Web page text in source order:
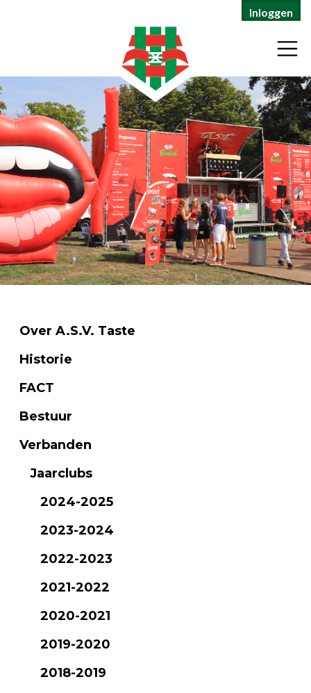
Inloggen
Over A.S.V. Taste
Historie
FACT
Bestuur
Verbanden
Jaarclubs
2024-2025
2023-2024
2022-2023
2021-2022
2020-2021
2019-2020
2018-2019